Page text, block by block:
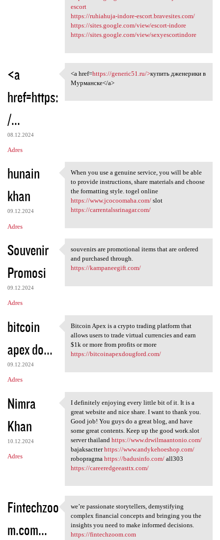
escort
https://ruhiahuja-indore-escort.bravesites.com/
https://sites.google.com/view/escort-indore
https://sites.google.com/view/sexyescortindore
<a
href=https:
/...
08.12.2024
Adres
<a href=https://generic51.ru/
<a href=https://generic51.ru/>купить дженерики в
Мурманске</a>
hunain
khan
09.12.2024
Adres
When you use a genuine
When you use a genuine service, you will be able
to provide instructions, share materials and choose
the formatting style. togel online
https://www.jcocoomaha.com/slot
https://carrentalssrinagar.com/
Souvenir
Promosi
09.12.2024
Adres
souvenirs are promotional
souvenirs are promotional items that are ordered
and purchased through.
https://kampaneegift.com/
bitcoin
apex do...
09.12.2024
Adres
Bitcoin Apex is a crypto
Bitcoin Apex is a crypto trading platform that
allows users to trade virtual currencies and earn
$1k or more from profits or more
https://bitcoinapexdougford.com/
Nimra
Khan
10.12.2024
Adres
I definitely enjoying every
I definitely enjoying every little bit of it. It is a
great website and nice share. I want to thank you.
Good job! You guys do a great blog, and have
some great contents. Keep up the good work.slot
server thailand https://www.drwilmaantonio.com/
bajaksactterhttps://www.andykehoeshop.com/
robopragma https://badusinfo.com/all303
https://careeredgeeasttx.com/
Fintechzoo
m.com...
we’re passionate storytellers
we’re passionate storytellers, demystifying
complex financial concepts and bringing you the
insights you need to make informed decisions.
https://fintechzoom.com